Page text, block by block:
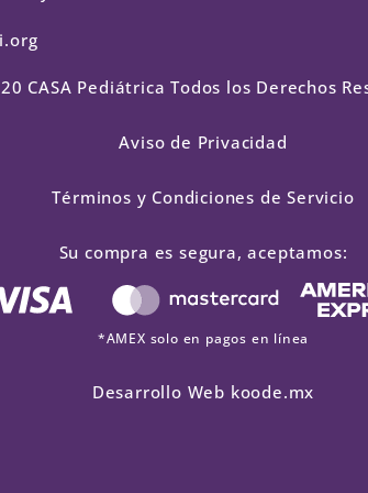
CASA Pediátrica Todos los Derechos
Aviso de Privacidad
Términos y Condiciones de Servicio
Su compra es segura, aceptamos:
*AMEX solo en pagos en línea
Desarrollo Web koode.mx